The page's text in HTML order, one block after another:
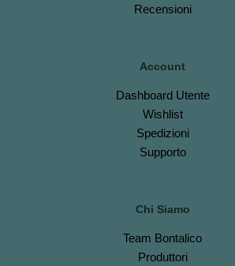
Recensioni
Account
DashboardUtente
Wishlist
Spedizioni
Supporto
Chi Siamo
Team Bontalico
Produttori